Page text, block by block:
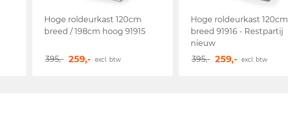
Hoge roldeurkast 120cm
breed / 198cm hoog 91915
395,- 259,- excl. btw
Hoge roldeurkast 120cm
breed 91916 - Restpartij
nieuw
395,- 259,- excl. btw